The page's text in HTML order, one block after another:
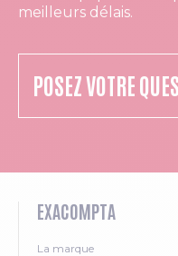
meilleurs délais.
POSEZ VOTRE
EXACOMPTA
La marque